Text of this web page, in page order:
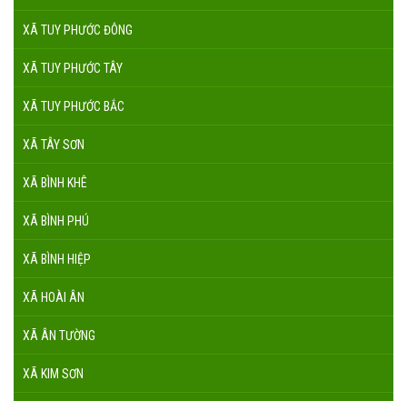
XÃ TUY PHƯỚC ĐÔNG
XÃ TUY PHƯỚC TÂY
XÃ TUY PHƯỚC BẮC
XÃ TÂY SƠN
XÃ BÌNH KHÊ
XÃ BÌNH PHÚ
XÃ BÌNH HIỆP
XÃ HOÀI ÂN
XÃ ÂN TƯỜNG
XÃ KIM SƠN